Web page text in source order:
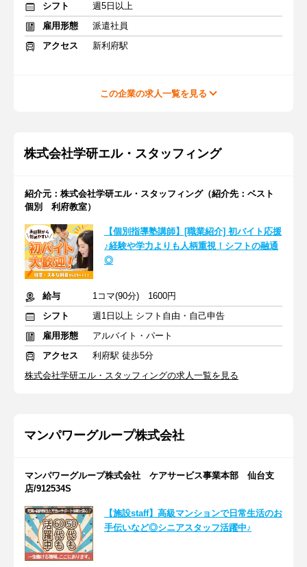
シフト
週5日以上
雇用形態
派遣社員
アクセス
新利府駅
この企業の求人一覧を見る
株式会社学研エル・スタッフィング
紹介元：株式会社学研エル・スタッフィング（紹介先：ベスト
個別 利府教室）
【個別指導塾講師】[職業紹介] 初バイト応援
♪経験や学力よりも人柄重視！シフトの融通
◎
給与
1コマ(90分) 1600円
シフト
週1日以上 シフト自由・自己申告
雇用形態
アルバイト・パート
アクセス
利府駅 徒歩5分
株式会社学研エル・スタッフィングの求人一覧を見る
マンパワーグループ株式会社
マンパワーグループ株式会社 ケアサービス事業本部 仙台支
店/912534S
【施設staff】高級マンションで日常生活のお
手伝いなど◎シニアスタッフ活躍中♪